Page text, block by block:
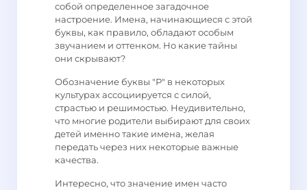
собой определенное загадочное
настроение. Имена, начинающиеся с этой
буквы, как правило, обладают особым
звучанием и оттенком. Но какие тайны
они скрывают?
Обозначение буквы "Р" в некоторых
культурах ассоциируется с силой,
страстью и решимостью. Неудивительно,
что многие родители выбирают для своих
детей именно такие имена, желая
передать через них некоторые важные
качества.
Интересно, что значение имен часто